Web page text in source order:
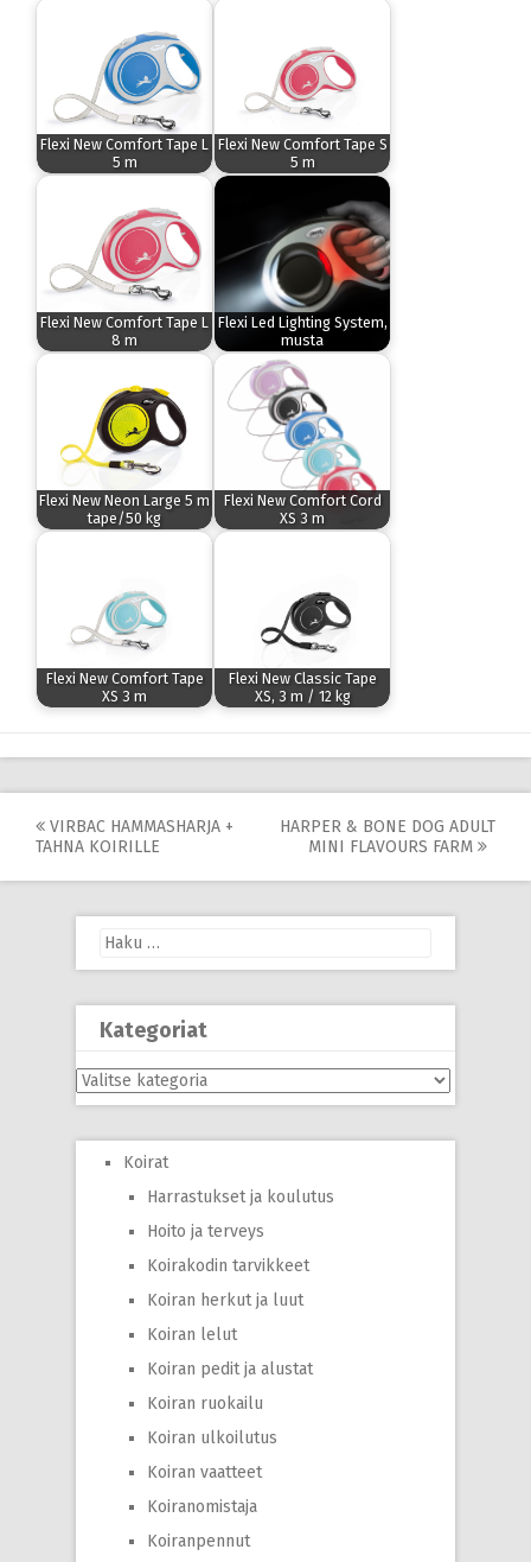
Flexi New Comfort Tape L
5 m
Flexi New Comfort Tape S
5 m
Flexi New Comfort Tape L
8 m
Flexi Led Lighting System,
musta
Flexi New Neon Large 5 m
tape/50 kg
Flexi New Comfort Cord
XS 3 m
Flexi New Comfort Tape
XS 3 m
Flexi New Classic Tape
XS, 3 m / 12 kg
Post
VIRBAC HAMMASHARJA +
TAHNA KOIRILLE
HARPER & BONE DOG ADULT
MINI FLAVOURS FARM
Haku:
Kategoriat
Kategoriat
Koirat
Harrastukset ja koulutus
Hoito ja terveys
Koirakodin tarvikkeet
Koiran herkut ja luut
Koiran lelut
Koiran pedit ja alustat
Koiran ruokailu
Koiran ulkoilutus
Koiran vaatteet
Koiranomistaja
Koiranpennut